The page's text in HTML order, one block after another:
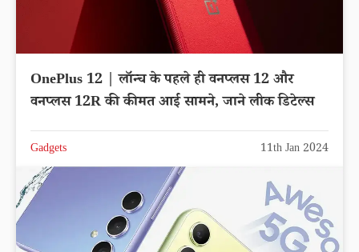
OnePlus 12 | लॉन्च के पहले ही वनप्लस 12 और
वनप्लस 12R की कीमत आई सामने, जाने लीक डिटेल्स
Gadgets 11th Jan 2024